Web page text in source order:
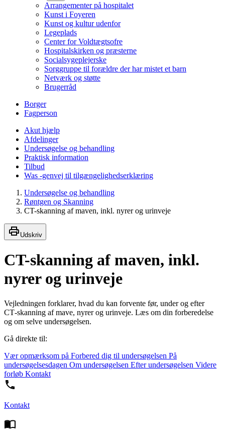
Arrangementer på hospitalet
Kunst i Foyeren
Kunst og kultur udenfor
Legeplads
Center for Voldtægtsofre
Hospitalskirken og præsterne
Socialsygeplejerske
Sorggruppe til forældre der har mistet et barn
Netværk og støtte
Brugerråd
Borger
Fagperson
Akut hjælp
Afdelinger
Undersøgelse og behandling
Praktisk information
Tilbud
Was -genvej til tilgængelighedserklæring
Undersøgelse og behandling
Røntgen og Skanning
CT-skanning af maven, inkl. nyrer og urinveje
Udskriv
CT-skanning af maven, inkl.
nyrer og urinveje
Vejledningen forklarer, hvad du kan forvente før, under og efter
CT‑skanning af mave, nyrer og urinveje. Læs om din forberedelse
og om selve undersøgelsen.
Gå direkte til:
Vær opmærksom på Forbered dig til undersøgelsen På
undersøgelsesdagen Om undersøgelsen Efter undersøgelsen Videre
forløb Kontakt
Kontakt